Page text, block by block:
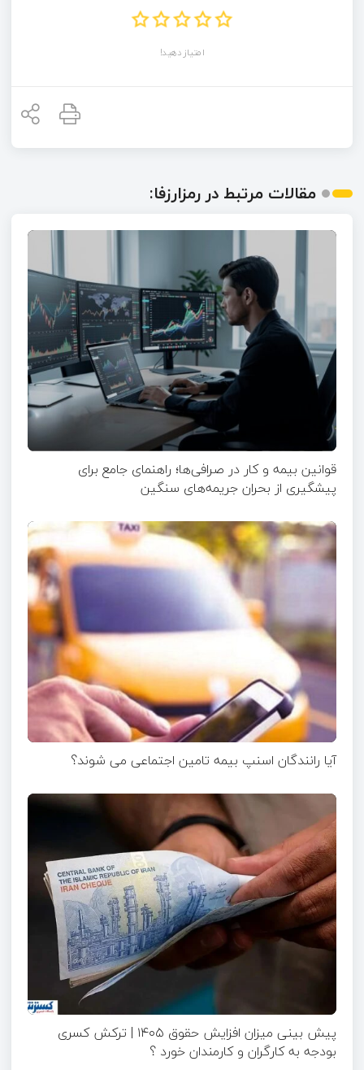
امتیاز دهید!
مقالات مرتبط در رمزارزفا:
قوانین بیمه و کار در صرافی‌ها؛ راهنمای جامع برای
پیشگیری از بحران جریمه‌های سنگین
آیا رانندگان اسنپ بیمه تامین اجتماعی می شوند؟
پیش بینی میزان افزایش حقوق ۱۴۰۵ | ترکش کسری
بودجه به کارگران و کارمندان خورد ؟